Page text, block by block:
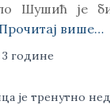
Шушић је
Прочитај више…
3 године
је тренутно